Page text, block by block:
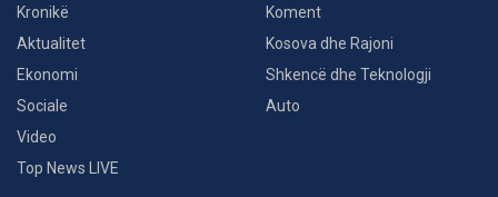
Kronikë
Aktualitet
Ekonomi
Sociale
Video
Top News LIVE
Koment
Kosova dhe Rajoni
Shkencë dhe Teknologji
Auto